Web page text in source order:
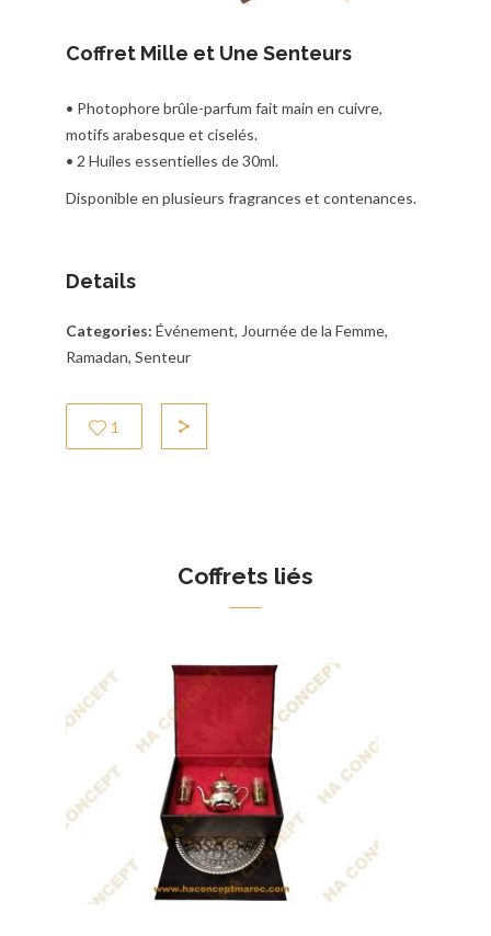
Coffret Mille et Une Senteurs
• Photophore brûle-parfum fait main en cuivre,
motifs arabesque et ciselés.
• 2 Huiles essentielles de 30ml.
Disponible en plusieurs fragrances et contenances.
Details
Categories: Événement, Journée de la Femme,
Ramadan, Senteur
1
Coffrets liés